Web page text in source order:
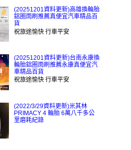
(20251201資料更新)高雄換輪胎
鋁圈雨刷推薦真便宜汽車精品百
貨
祝旅途愉快 行車平安
(20251201資料更新)台南永康換
輪胎鋁圈雨刷推薦永康真便宜汽
車精品百貨
祝旅途愉快 行車平安
(2022/3/29資料更新)米其林
PRIMACY 4 輪胎 6萬八千多公
里磨耗紀錄